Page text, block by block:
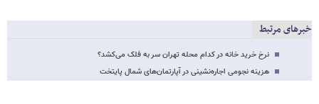
خبرهای مرتبط
نرخ خرید خانه در کدام محله تهران سر به فلک می‌کشد؟
هزینه نجومی اجاره‌نشینی در آپارتمان‌های شمال پایتخت